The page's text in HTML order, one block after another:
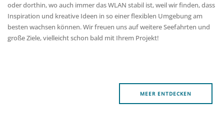
oder dorthin, wo auch immer das WLAN stabil ist, weil wir finden, dass
Inspiration und kreative Ideen in so einer flexiblen Umgebung am
besten wachsen können. Wir freuen uns auf weitere Seefahrten und
große Ziele, vielleicht schon bald mit Ihrem Projekt!
MEER ENTDECKEN